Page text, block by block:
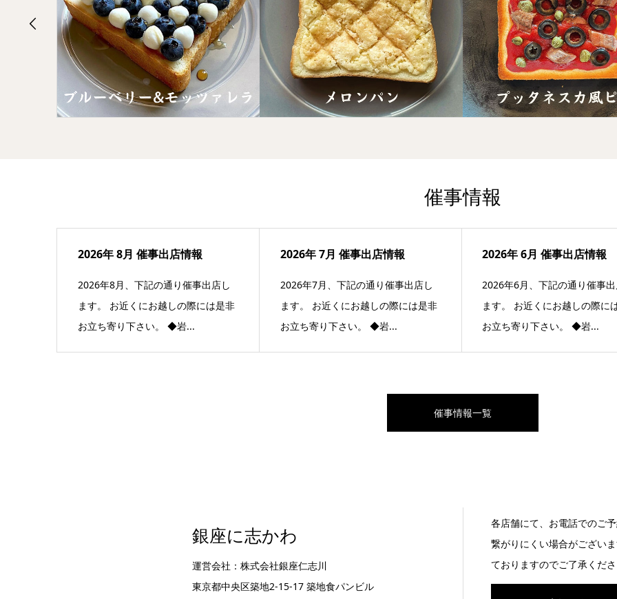
催事情報
2026年 8月 催事出店情報
2026年8月、下記の通り催事出店し
ます。 お近くにお越しの際には是非
お立ち寄り下さい。 ◆岩...
2026年 7月 催事出店情報
2026年7月、下記の通り催事出店し
ます。 お近くにお越しの際には是非
お立ち寄り下さい。 ◆岩...
2026年 6月 催事出店情報
2026年6月、下記の通り催事
ます。 お近くにお越しの際に
お立ち寄り下さい。 ◆岩...
催事情報一覧
銀座に志かわ
運営会社：株式会社銀座仁志川
東京都中央区築地2-15-17 築地食パンビル
各店舗にて、お電話でのご
繋がりにくい場合がござい
ておりますのでご了承くだ